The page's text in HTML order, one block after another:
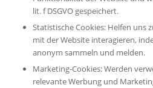
lit. f DSGVO gespeichert.
Statistische Cookies: Helfen uns
mit der Website interagieren,
anonym sammeln und melden.
Marketing-Cookies: Werden
relevante Werbung und